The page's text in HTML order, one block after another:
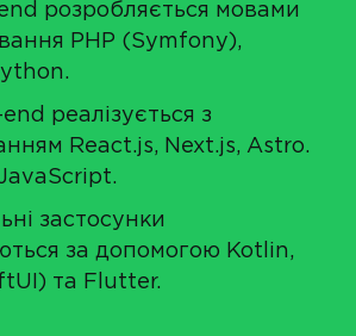
розробляється мовами
PHP (Symfony),
реалізується з
React.js, Next.js, Astro.
застосунки
за допомогою Kotlin,
та Flutter.